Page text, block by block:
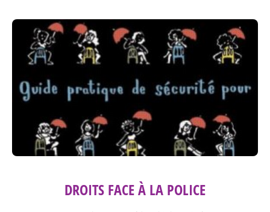
DROITS FACE À LA POLICE